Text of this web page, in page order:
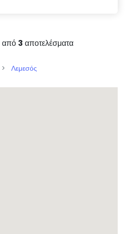
από 3 αποτελέσματα
Λεμεσός